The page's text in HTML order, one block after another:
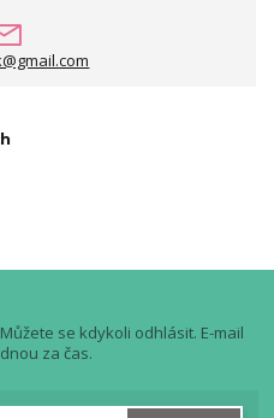
se kdykoli odhlásit. E-mail
za čas.